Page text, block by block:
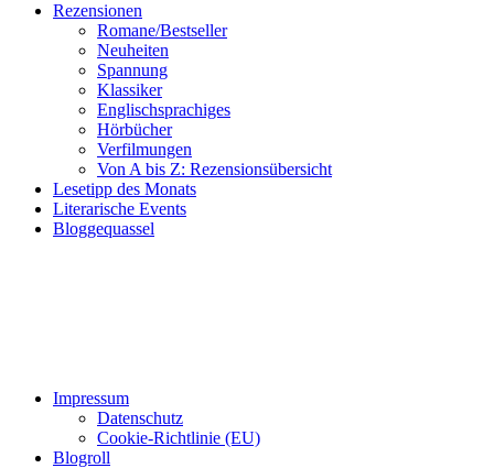
Rezensionen
Romane/Bestseller
Neuheiten
Spannung
Klassiker
Englischsprachiges
Hörbücher
Verfilmungen
Von A bis Z: Rezensionsübersicht
Lesetipp des Monats
Literarische Events
Bloggequassel
Impressum
Datenschutz
Cookie-Richtlinie (EU)
Blogroll